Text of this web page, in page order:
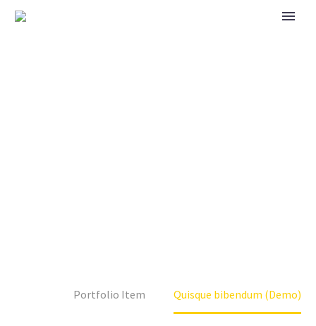
Portfolio Item Quisque bibendum (Demo)